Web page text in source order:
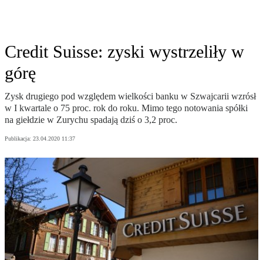
Credit Suisse: zyski wystrzeliły w
górę
Zysk drugiego pod względem wielkości banku w Szwajcarii wzrósł
w I kwartale o 75 proc. rok do roku. Mimo tego notowania spółki
na giełdzie w Zurychu spadają dziś o 3,2 proc.
Publikacja: 23.04.2020 11:37